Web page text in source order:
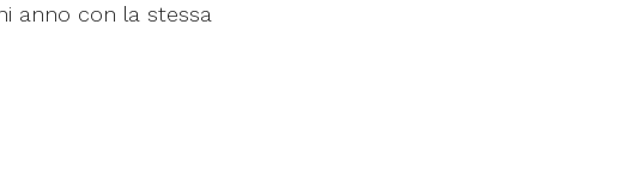
anno con la stessa